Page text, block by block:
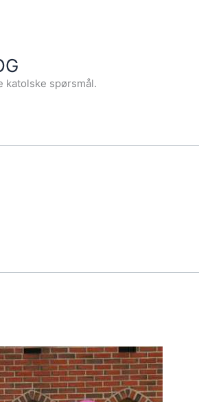
katolske spørsmål.